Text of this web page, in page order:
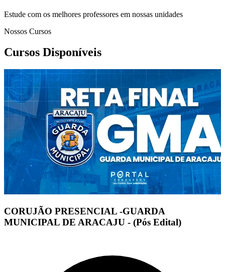
Estude com os melhores professores em nossas unidades
Nossos Cursos
Cursos Disponíveis
CORUJÃO PRESENCIAL -GUARDA
MUNICIPAL DE ARACAJU - (Pós Edital)